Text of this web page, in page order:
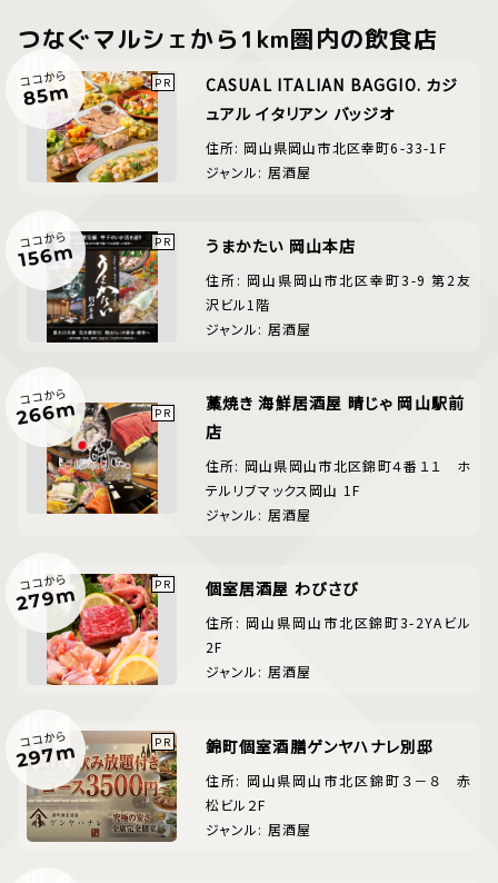
つなぐマルシェから1km圏内の飲食店
ココから
85m
CASUAL ITALIAN BAGGIO. カジ
ュアル イタリアン バッジオ
住所: 岡山県岡山市北区幸町6-33-1F
ジャンル: 居酒屋
ココから
156m うまかたい 岡山本店
住所: 岡山県岡山市北区幸町3-9 第2友
沢ビル1階
ジャンル: 居酒屋
ココから
266m
藁焼き 海鮮居酒屋 晴じゃ 岡山駅前
店
住所: 岡山県岡山市北区錦町４番１１ ホ
テルリブマックス岡山 1F
ジャンル: 居酒屋
ココから
279m 個室居酒屋 わびさび
住所: 岡山県岡山市北区錦町3-2YAビル
2F
ジャンル: 居酒屋
ココから
297m 錦町個室酒膳ゲンヤハナレ別邸
住所: 岡山県岡山市北区錦町３－８ 赤
松ビル２F
ジャンル: 居酒屋